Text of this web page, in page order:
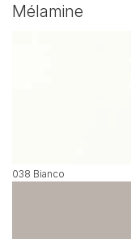
Mélamine
038 Bianco